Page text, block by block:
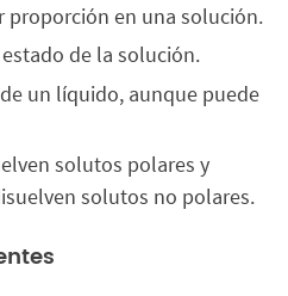
proporción en una solución.
de la solución.
un líquido, aunque puede
solutos polares y
solutos no polares.